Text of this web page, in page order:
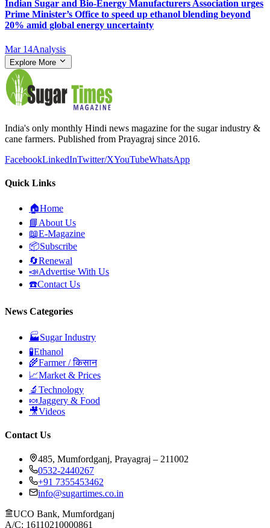
Indian Sugar and Bio‑Energy Manufacturers Association urges
Prime Minister’s Office to speed up ethanol blending beyond
20% amid global energy uncertainty
Mar 14Analysis
Explore More
India's only monthly Hindi news magazine for the sugar industry &
cane farmers. Published from Prayagraj since 2016.
FacebookLinkedInTwitter/XYouTubeWhatsApp
Quick Links
🏠Home
📘 About Us
📖E-Magazine
📦Subscribe
🔄Renewal
📣Advertise With Us
☎️Contact Us
News Categories
🏭Sugar Industry
🧪Ethanol
🌾Farmer / किसान
📈Market & Prices
🔬 Technology
🍬Jaggery & Food
🎥Videos
Contact Us
485, Mumfordganj, Prayagraj – 211002
0532-2440267
+91 7355453462
info@sugartimes.co.in
UCO Bank, Mumfordganj
A/C: 16110210000861